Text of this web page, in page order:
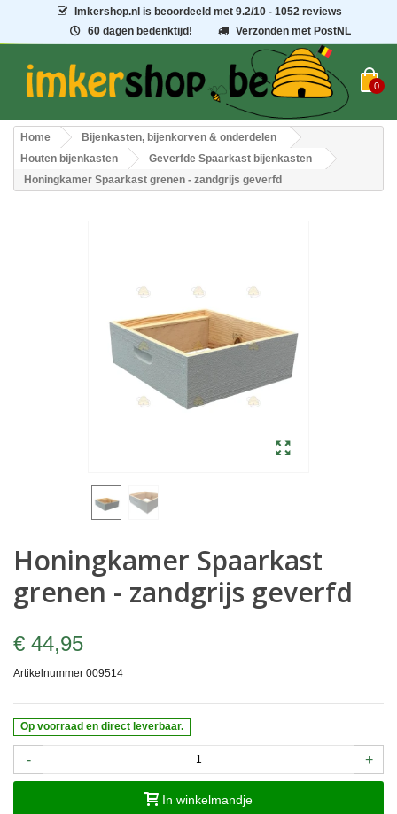
Imkershop.nl is beoordeeld met9.2/10 - 1052 reviews
60 dagen bedenktijd!
Verzonden met PostNL
0
Home
Bijenkasten, bijenkorven & onderdelen
Houten bijenkasten
Geverfde Spaarkast bijenkasten
Honingkamer Spaarkast grenen - zandgrijs geverfd
Honingkamer Spaarkast
grenen - zandgrijs geverfd
€ 44,95
Artikelnummer 009514
Op voorraad en direct leverbaar.
- +
In winkelmandje